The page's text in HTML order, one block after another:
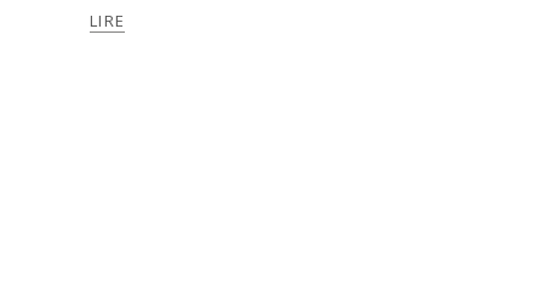
LIRE